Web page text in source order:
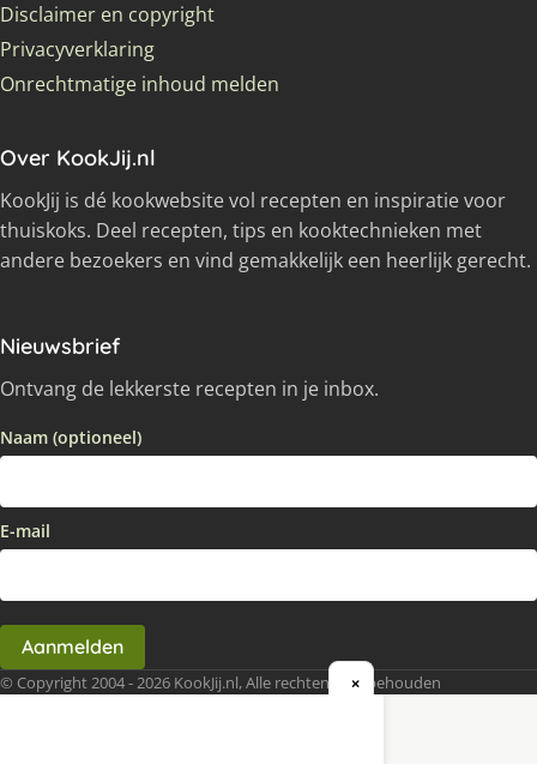
Disclaimer en copyright
Privacyverklaring
Onrechtmatige inhoud melden
Over KookJij.nl
KookJij is dé kookwebsite vol recepten en inspiratie voor
thuiskoks. Deel recepten, tips en kooktechnieken met
andere bezoekers en vind gemakkelijk een heerlijk gerecht.
Nieuwsbrief
Ontvang de lekkerste recepten in je inbox.
Naam (optioneel)
E-mail
Aanmelden
© Copyright 2004 - 2026 KookJij.nl, Alle rechten voorbehouden
×